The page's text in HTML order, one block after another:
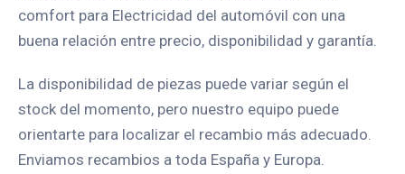
comfort para Electricidad del automóvil con una
buena relación entre precio, disponibilidad y garantía.
La disponibilidad de piezas puede variar según el
stock del momento, pero nuestro equipo puede
orientarte para localizar el recambio más adecuado.
Enviamos recambios a toda España y Europa.